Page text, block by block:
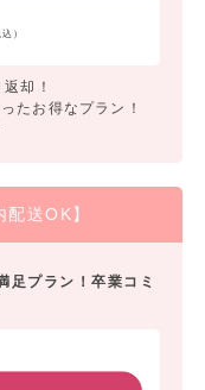
）
却！
たお得なプラン！
送OK】
足プラン！卒業コミ